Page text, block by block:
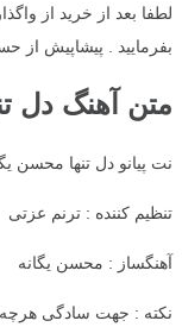
لطفا بعد از خرید از
بفرمایید . پیشاپیش از
متن آهنگ دل
نت پیانو دل تنها محسن
تنظیم کننده : ترنم عزتی
آهنگساز : محسن یگانه
نکته : جهت سادگی هرچه